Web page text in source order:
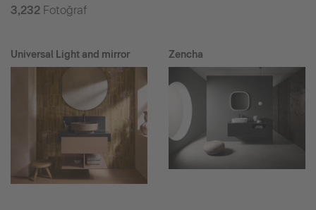
3,232 Fotoğraf
Universal Light and mirror Zencha